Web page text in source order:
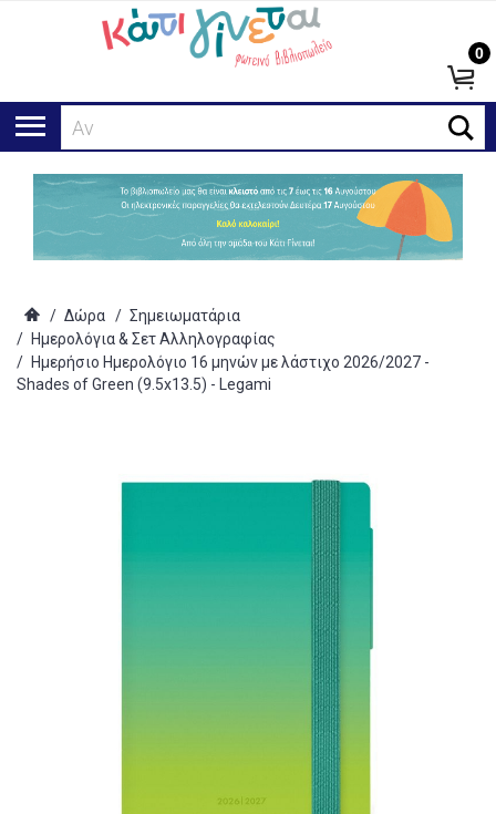
Αναζή
0
/ Δώρα / Σημειωματάρια
/ Ημερολόγια & Σετ Αλληλογραφίας
/ Ημερήσιο Ημερολόγιο 16 μηνών με λάστιχο 2026/2027 -
Shades of Green (9.5x13.5) - Legami